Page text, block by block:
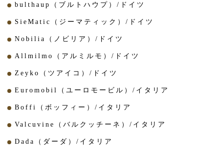
bulthaup（ブルトハウプ）/ドイツ
SieMatic（ジーマティック）/ドイツ
Nobilia（ノビリア）/ドイツ
Allmilmo（アルミルモ）/ドイツ
Zeyko（ツアイコ）/ドイツ
Euromobil（ユーロモービル）/イタリア
Boffi（ボッフィー）/イタリア
Valcuvine（バルクッチーネ）/イタリア
Dada（ダーダ）/イタリア